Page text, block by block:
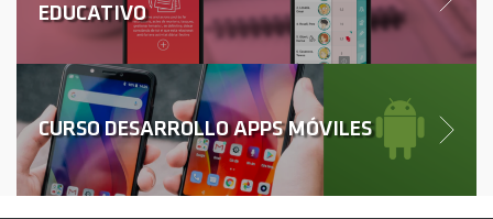
EDUCATIVO
CURSO DESARROLLO APPS MÓVILES